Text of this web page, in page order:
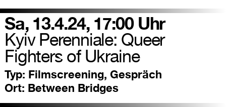
Sa, 13.4.24, 17:00 Uhr
Kyiv Perenniale: Queer
Fighters of Ukraine
Typ: Filmscreening, Gespräch
Ort: Between Bridges